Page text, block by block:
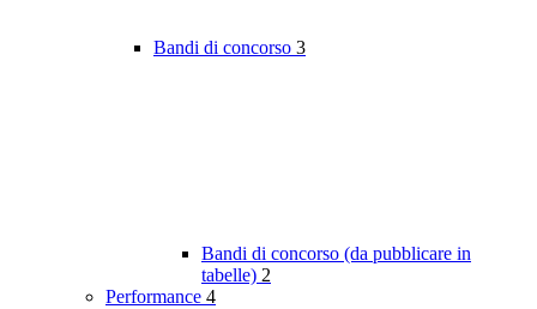
Bandi di concorso 3
Bandi di concorso (da pubblicare in
tabelle) 2
Performance 4